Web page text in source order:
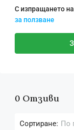
С изпращането
за ползване
0 Отзиви
Сортиране: По